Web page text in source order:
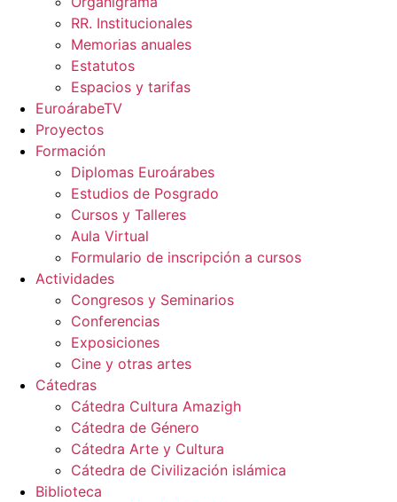
RR. Institucionales
Memorias anuales
Estatutos
Espacios y tarifas
EuroárabeTV
Proyectos
Formación
Diplomas Euroárabes
Estudios de Posgrado
Cursos y Talleres
Aula Virtual
Formulario de inscripción a cursos
Actividades
Congresos y Seminarios
Conferencias
Exposiciones
Cine y otras artes
Cátedras
Cátedra Cultura Amazigh
Cátedra de Género
Cátedra Arte y Cultura
Cátedra de Civilización islámica
Biblioteca